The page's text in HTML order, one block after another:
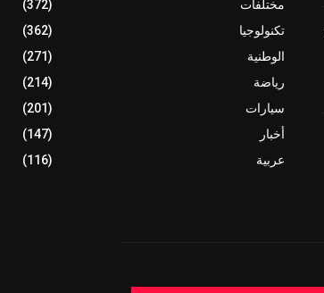
مختلفات
(372)
تكنولوجيا
(362)
الوطنية
(271)
رياضة
(214)
سيارات
(201)
أخبار
(147)
عربية
(116)